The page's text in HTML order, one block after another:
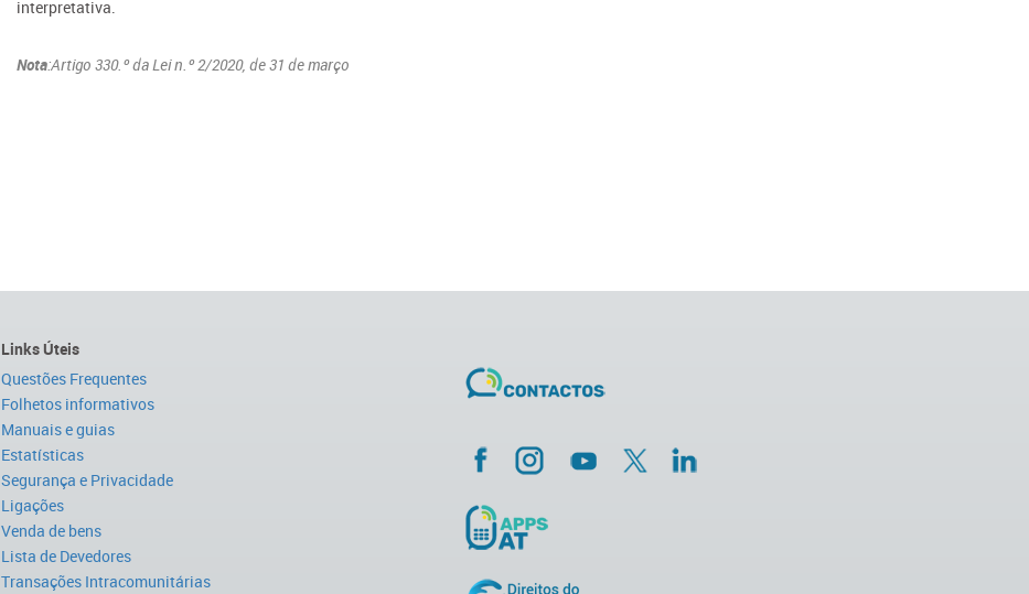
interpretativa.
Nota:Artigo 330.º da Lei n.º 2/2020, de 31 de março
Links Úteis
Questões Frequentes
Folhetos informativos
Manuais e guias
Estatísticas
Segurança e Privacidade
Ligações
Venda de bens
Lista de Devedores
Transações Intracomunitárias